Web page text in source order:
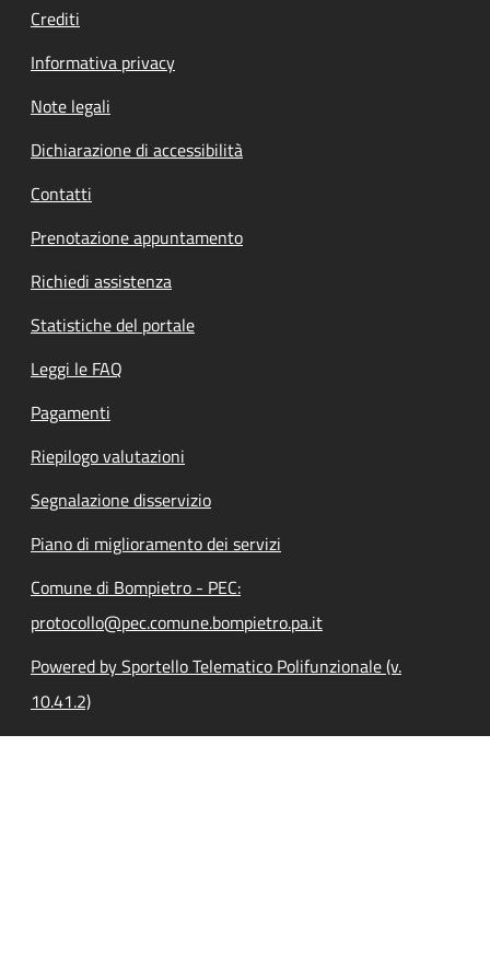
Crediti
Informativa privacy
Note legali
Dichiarazione di accessibilità
Contatti
Prenotazione appuntamento
Richiedi assistenza
Statistiche del portale
Leggi le FAQ
Pagamenti
Riepilogo valutazioni
Segnalazione disservizio
Piano di miglioramento dei servizi
Comune di Bompietro - PEC:
protocollo@pec.comune.bompietro.pa.it
Powered by Sportello Telematico Polifunzionale (v.
10.41.2)